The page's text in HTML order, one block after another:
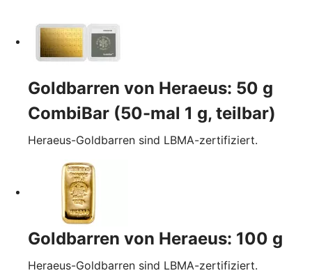
Goldbarren von Heraeus: 50 g
CombiBar (50-mal 1 g, teilbar)
Heraeus-Goldbarren sind LBMA-zertifiziert.
Goldbarren von Heraeus: 100 g
Heraeus-Goldbarren sind LBMA-zertifiziert.